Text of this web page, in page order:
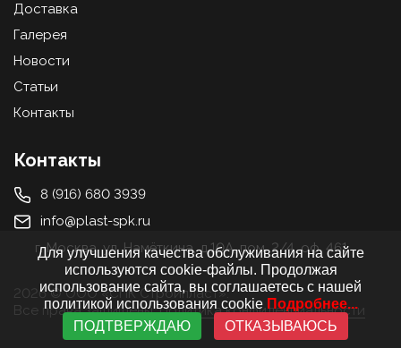
Доставка
Галерея
Новости
Статьи
Контакты
Контакты
8 (916) 680 3939
info@plast-spk.ru
г. Москва, ул. Намёткина, д.10А, пом. 2/4, оф. 461
2026 © ООО «СПК Стройпласт».
Все права защищены.Политика конфиденциальности
Для улучшения качества обслуживания на сайте
используются cookie-файлы. Продолжая
использование сайта, вы соглашаетесь с нашей
политикой использования cookie Подробнее...
ПОДТВЕРЖДАЮ
ОТКАЗЫВАЮСЬ